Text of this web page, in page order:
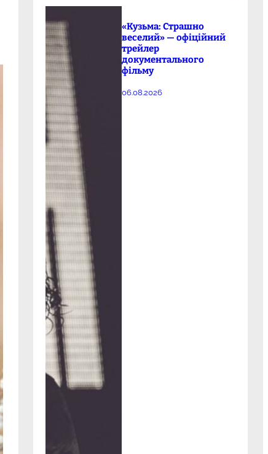
«Кузьма: Страшно
веселий» — офіційний
трейлер
документального
фільму
06.08.2026